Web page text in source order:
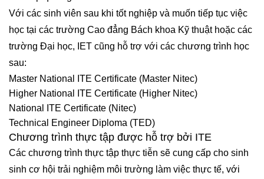
Với các sinh viên sau khi tốt nghiệp và muốn tiếp tục việc
học tại các trường Cao đẳng Bách khoa Kỹ thuật hoặc các
trường Đại học, IET cũng hỗ trợ với các chương trình học
sau:
Master National ITE Certificate (Master Nitec)
Higher National ITE Certificate (Higher Nitec)
National ITE Certificate (Nitec)
Technical Engineer Diploma (TED)
Chương trình thực tập được hỗ trợ bởi ITE
Các chương trình thực tập thực tiễn sẽ cung cấp cho sinh
sinh cơ hội trải nghiệm môi trường làm việc thực tế, với